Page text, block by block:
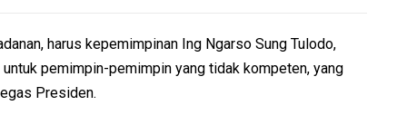
harus kepemimpinan Ing Ngarso Sung Tulodo,
pemimpin-pemimpin yang tidak kompeten, yang
Presiden.